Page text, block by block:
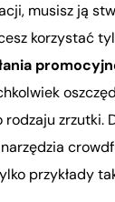
musisz ją
korzystać
rodzaju zrzutki.
przykłady